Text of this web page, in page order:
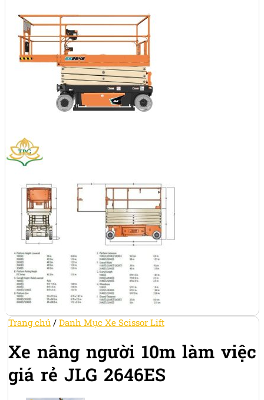
Trang chủ / Danh Mục Xe Scissor Lift
Xe nâng người 10m làm việc
giá rẻ JLG 2646ES